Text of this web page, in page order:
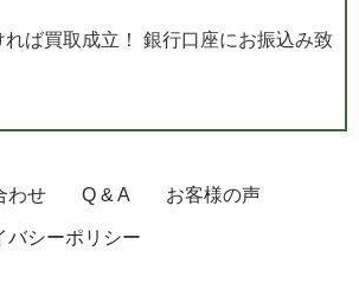
ば買取成立！ 銀行口座にお振込み致
わせ Q & A お客様の声
バシーポリシー